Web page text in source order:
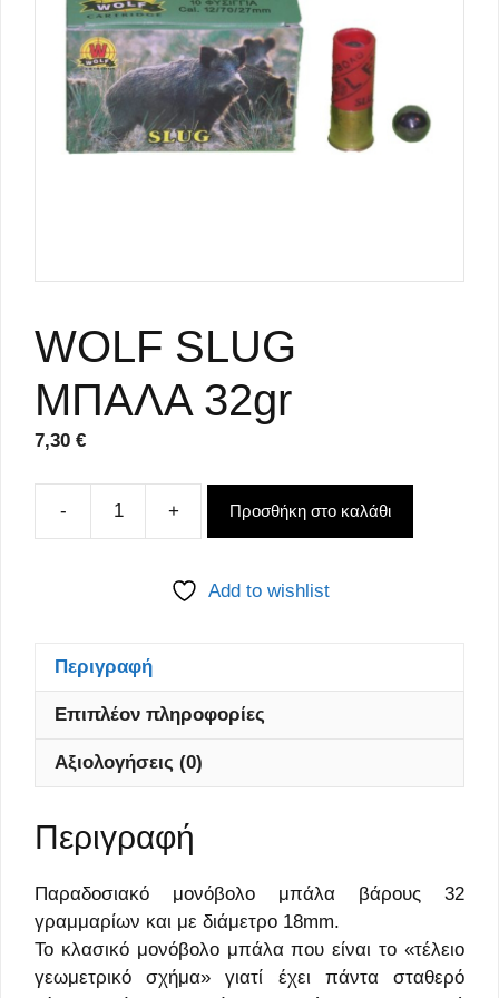
WOLF SLUG
ΜΠΑΛΑ 32gr
7,30 €
-
WOLF
ΜΠΑΛΑ
+ Προσθήκη στο καλάθι
Add to wishlist
Περιγραφή
Επιπλέον πληροφορίες
Αξιολογήσεις (0)
Περιγραφή
Παραδοσιακό μονόβολο μπάλα βάρους 32
γραμμαρίων και με διάμετρο 18mm.
Το κλασικό μονόβολο μπάλα που είναι το «τέλειο
γεωμετρικό σχήμα» γιατί έχει πάντα σταθερό